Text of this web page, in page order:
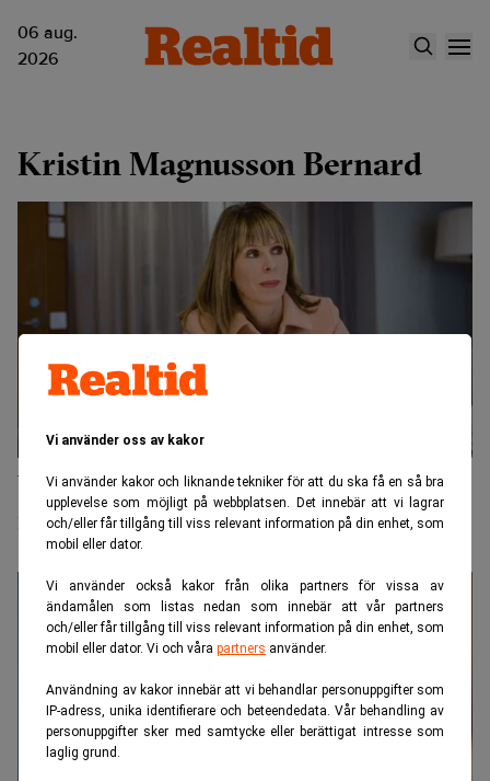
Vi använder oss av kakor
Vi använder kakor och liknande tekniker för att du ska få en så bra
upplevelse som möjligt på webbplatsen. Det innebär att vi lagrar
och/eller får tillgång till viss relevant information på din enhet, som
mobil eller dator.
Vi använder också kakor från olika partners för vissa av
ändamålen som listas nedan som innebär att vår partners
och/eller får tillgång till viss relevant information på din enhet, som
mobil eller dator. Vi och våra partners använder.
Användning av kakor innebär att vi behandlar personuppgifter som
IP-adress, unika identifierare och beteendedata. Vår behandling av
personuppgifter sker med samtycke eller berättigat intresse som
laglig grund.
06 aug.
2026
Kristin Magnusson Bernard
Vem tar över på Riksbankens
nyckelposition?